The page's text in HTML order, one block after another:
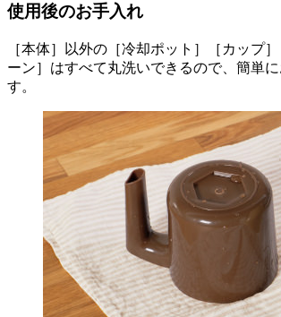
使用後のお手入れ
［本体］以外の［冷却ポット］［カップ
ーン］はすべて丸洗いできるので、簡単
す。